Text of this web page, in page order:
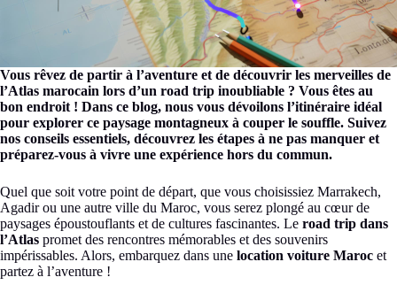
Vous rêvez de partir à l’aventure et de découvrir les merveilles de
l’Atlas marocain lors d’un road trip inoubliable ? Vous êtes au
bon endroit ! Dans ce blog, nous vous dévoilons l’itinéraire idéal
pour explorer ce paysage montagneux à couper le souffle. Suivez
nos conseils essentiels, découvrez les étapes à ne pas manquer et
préparez-vous à vivre une expérience hors du commun.
Quel que soit votre point de départ, que vous choisissiez Marrakech,
Agadir ou une autre ville du Maroc, vous serez plongé au cœur de
paysages époustouflants et de cultures fascinantes. Le road trip dans
l’Atlas promet des rencontres mémorables et des souvenirs
impérissables. Alors, embarquez dans une location voiture Maroc et
partez à l’aventure !